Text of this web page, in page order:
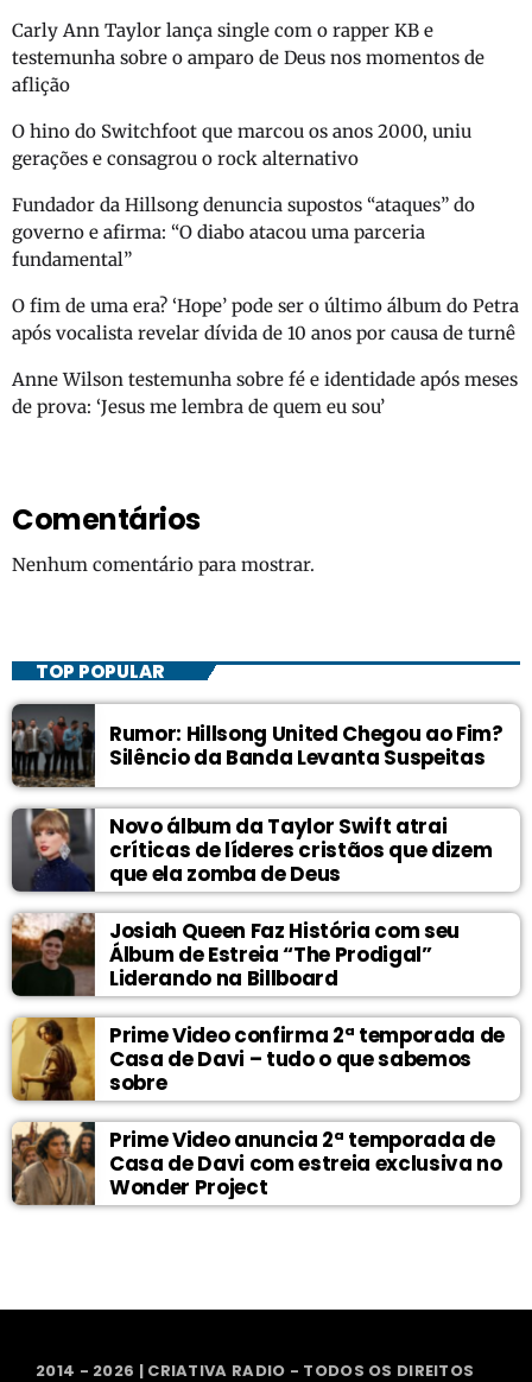
Carly Ann Taylor lança single com o rapper KB e
testemunha sobre o amparo de Deus nos momentos de
aflição
O hino do Switchfoot que marcou os anos 2000, uniu
gerações e consagrou o rock alternativo
Fundador da Hillsong denuncia supostos “ataques” do
governo e afirma: “O diabo atacou uma parceria
fundamental”
O fim de uma era? ‘Hope’ pode ser o último álbum do Petra
após vocalista revelar dívida de 10 anos por causa de turnê
Anne Wilson testemunha sobre fé e identidade após meses
de prova: ‘Jesus me lembra de quem eu sou’
Comentários
Nenhum comentário para mostrar.
TOP POPULAR
Rumor: Hillsong United Chegou ao Fim?
Silêncio da Banda Levanta Suspeitas
Novo álbum da Taylor Swift atrai
críticas de líderes cristãos que dizem
que ela zomba de Deus
Josiah Queen Faz História com seu
Álbum de Estreia “The Prodigal”
Liderando na Billboard
Prime Video confirma 2ª temporada de
Casa de Davi – tudo o que sabemos
sobre
Prime Video anuncia 2ª temporada de
Casa de Davi com estreia exclusiva no
Wonder Project
2014 - 2026 | CRIATIVA RADIO - TODOS OS DIREITOS